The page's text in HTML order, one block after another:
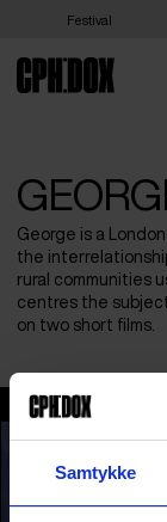
Samtykke
Festival
George is a
the
rural communities
centres the
on two short films.
George Marigold